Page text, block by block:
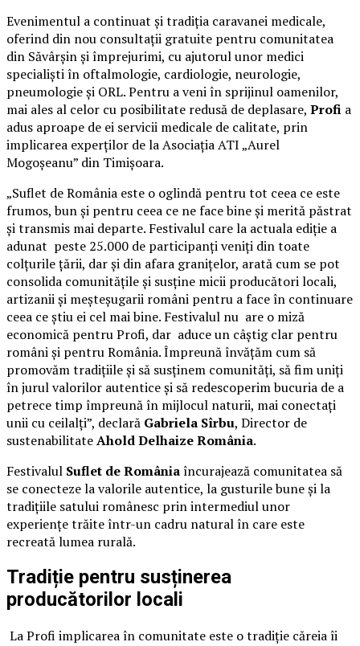
Evenimentul a continuat și tradiția caravanei medicale,
oferind din nou consultații gratuite pentru comunitatea
din Săvârșin și împrejurimi, cu ajutorul unor medici
specialiști în oftalmologie, cardiologie, neurologie,
pneumologie și ORL. Pentru a veni în sprijinul oamenilor,
mai ales al celor cu posibilitate redusă de deplasare, Profi a
adus aproape de ei servicii medicale de calitate, prin
implicarea experților de la Asociația ATI „Aurel
Mogoșeanu” din Timișoara.
„Suflet de România este o oglindă pentru tot ceea ce este
frumos, bun și pentru ceea ce ne face bine și merită păstrat
și transmis mai departe. Festivalul care la actuala ediție a
adunat peste 25.000 de participanți veniți din toate
colțurile țării, dar și din afara granițelor, arată cum se pot
consolida comunitățile și susține micii producători locali,
artizanii și meșteșugarii români pentru a face în continuare
ceea ce știu ei cel mai bine. Festivalul nu are o miză
economică pentru Profi, dar aduce un câștig clar pentru
români și pentru România. Împreună învățăm cum să
promovăm tradițiile și să susținem comunități, să fim uniți
în jurul valorilor autentice și să redescoperim bucuria de a
petrece timp împreună în mijlocul naturii, mai conectați
unii cu ceilalți”, declară Gabriela Sîrbu, Director de
sustenabilitateAhold Delhaize România.
Festivalul Suflet de Româniaîncurajează comunitatea să
se conecteze la valorile autentice, la gusturile bune și la
tradițiile satului românesc prin intermediul unor
experiențe trăite într-un cadru natural în care este
recreată lumea rurală.
Tradiție pentru susținerea
producătorilor locali
La Profi implicarea în comunitate este o tradiție căreia îi